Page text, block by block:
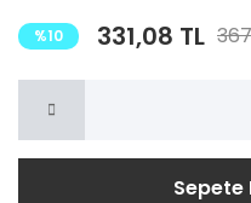
%10 331,08 TL
Sepete